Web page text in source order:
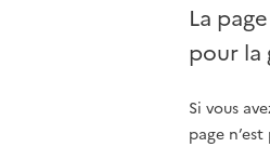
La
pour la
Si vous
page